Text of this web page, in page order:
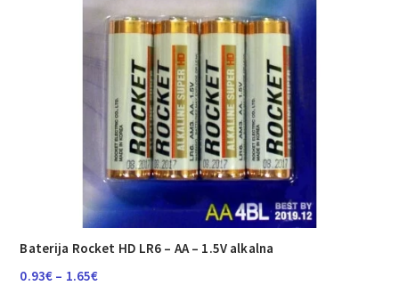
Baterija Rocket HD LR6 – AA – 1.5V alkalna
0.93€ – 1.65€Raspon